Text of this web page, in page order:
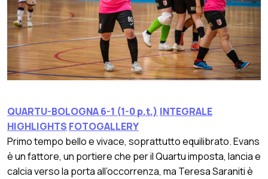
QUARTU-BOLOGNA 6-1 (1-0 p.t.) INTEGRALE
HIGHLIGHTS FOTOGALLERY
Primo tempo bello e vivace, soprattutto equilibrato. Evans
è un fattore, un portiere che per il Quartu imposta, lancia e
calcia verso la porta all’occorrenza, ma Teresa Saraniti è